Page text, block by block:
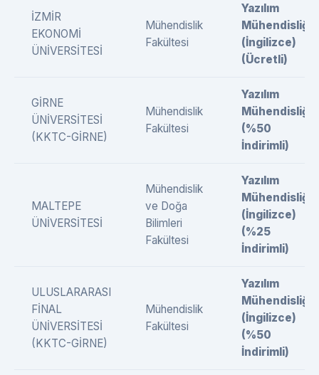
İZMİR
EKONOMİ
ÜNİVERSİTESİ
Mühendislik
Fakültesi
Yazılım
Mühendisliği
(İngilizce)
(Ücretli)
GİRNE
ÜNİVERSİTESİ
(KKTC-GİRNE)
Mühendislik
Fakültesi
Yazılım
Mühendisliği
(%50
İndirimli)
MALTEPE
ÜNİVERSİTESİ
Mühendislik
ve Doğa
Bilimleri
Fakültesi
Yazılım
Mühendisliği
(İngilizce)
(%25
İndirimli)
ULUSLARARASI
FİNAL
ÜNİVERSİTESİ
(KKTC-GİRNE)
Mühendislik
Fakültesi
Yazılım
Mühendisliği
(İngilizce)
(%50
İndirimli)